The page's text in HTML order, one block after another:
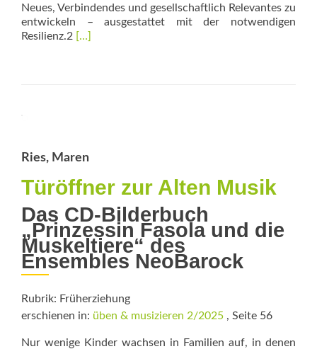
Neues, Verbindendes und gesellschaftlich Relevantes zu
entwickeln – ausgestattet mit der notwendigen
Resilienz.2 Read
[…]
Ries, Maren
Türöffner zur Alten Musik
Das CD-Bilderbuch
„Prinzessin Fasola und die
Muskeltiere“ des
Ensembles NeoBarock
Rubrik: Früherziehung
erschienen in: üben & musizieren 2/2025 , Seite 56
Nur wenige Kinder wachsen in Familien auf, in denen